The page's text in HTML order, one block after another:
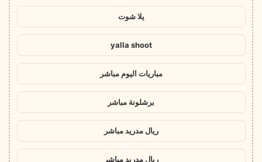
يلا شوت
yalla shoot
مباريات اليوم مباشر
برشلونة مباشر
ريال مدريد مباشر
ريال مدريد مباشر